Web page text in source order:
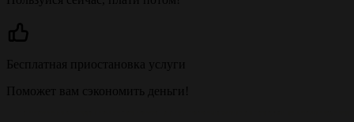
Бесплатная приостановка услуги
Поможет вам сэкономить деньги!